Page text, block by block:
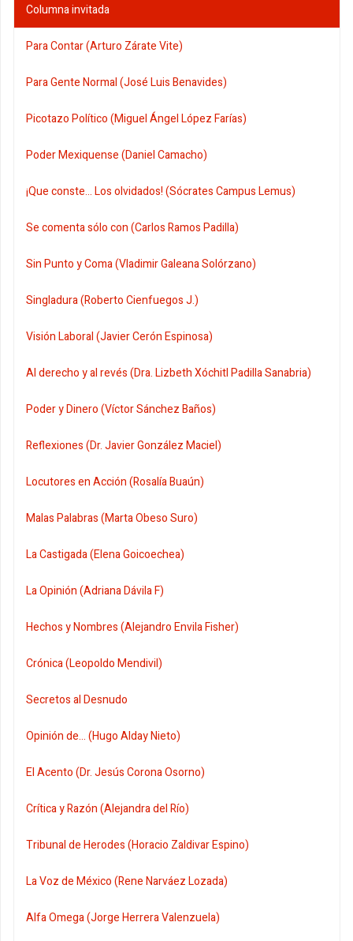
Columna invitada
Para Contar (Arturo Zárate Vite)
Para Gente Normal (José Luis Benavides)
Picotazo Político (Miguel Ángel López Farías)
Poder Mexiquense (Daniel Camacho)
¡Que conste... Los olvidados! (Sócrates Campus Lemus)
Se comenta sólo con (Carlos Ramos Padilla)
Sin Punto y Coma (Vladimir Galeana Solórzano)
Singladura (Roberto Cienfuegos J.)
Visión Laboral (Javier Cerón Espinosa)
Al derecho y al revés (Dra. Lizbeth Xóchitl Padilla Sanabria)
Poder y Dinero (Víctor Sánchez Baños)
Reflexiones (Dr. Javier González Maciel)
Locutores en Acción (Rosalía Buaún)
Malas Palabras (Marta Obeso Suro)
La Castigada (Elena Goicoechea)
La Opinión (Adriana Dávila F)
Hechos y Nombres (Alejandro Envila Fisher)
Crónica (Leopoldo Mendivil)
Secretos al Desnudo
Opinión de... (Hugo Alday Nieto)
El Acento (Dr. Jesús Corona Osorno)
Crítica y Razón (Alejandra del Río)
Tribunal de Herodes (Horacio Zaldivar Espino)
La Voz de México (Rene Narváez Lozada)
Alfa Omega (Jorge Herrera Valenzuela)